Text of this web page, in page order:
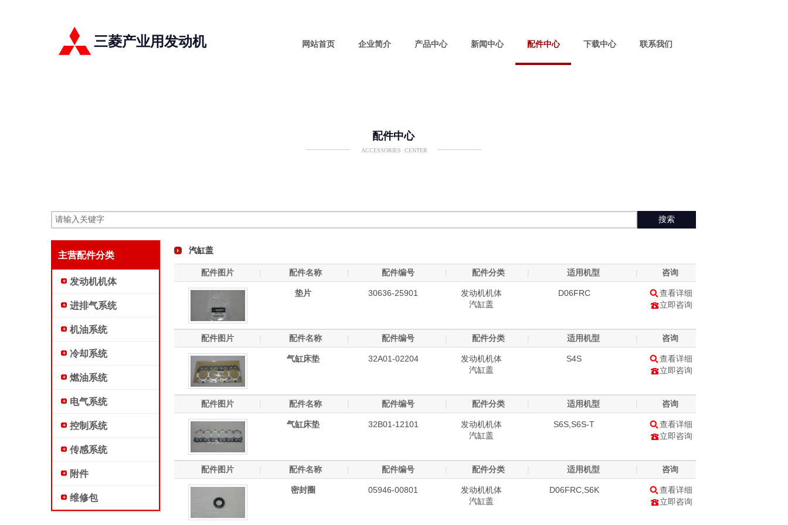
ACCESSORIES CENTER
配件中心
网站首页 企业简介 产品中心 新闻中心 配件中心 下载中心 联系我们
三菱产业用发动机
搜索
主营配件分类
发动机机体
进排气系统
机油系统
冷却系统
燃油系统
电气系统
控制系统
传感系统
附件
维修包
汽缸盖
配件图片 配件名称 配件编号 配件分类 适用机型 咨询
垫片 30636-25901
发动机机体
汽缸盖
D06FRC
查看详细
立即咨询
配件图片 配件名称 配件编号 配件分类 适用机型 咨询
气缸床垫 32A01-02204
发动机机体
汽缸盖
S4S
查看详细
立即咨询
配件图片 配件名称 配件编号 配件分类 适用机型 咨询
气缸床垫 32B01-12101
发动机机体
汽缸盖
S6S,S6S-T
查看详细
立即咨询
配件图片 配件名称 配件编号 配件分类 适用机型 咨询
密封圈 05946-00801
发动机机体
汽缸盖
D06FRC,S6K
查看详细
立即咨询